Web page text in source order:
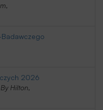
2026
Hilton,